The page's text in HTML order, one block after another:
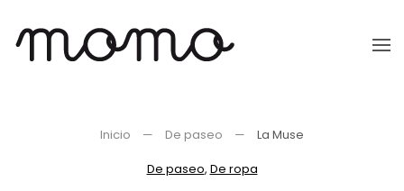
Ir
Inicio De paseo
La Muse
De paseo, De ropa